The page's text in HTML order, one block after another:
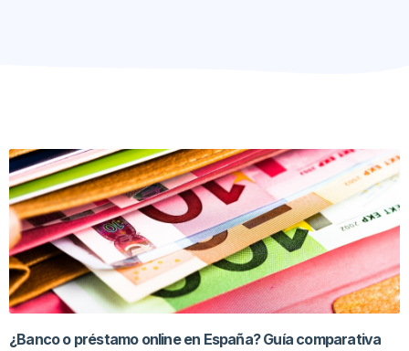
¿Banco o préstamo online en España? Guía comparativa